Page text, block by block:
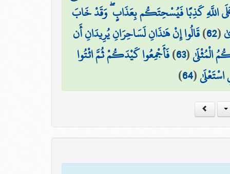
اللَّهِ كَذِبًا فَيُسْحِتَكُم بِعَذَابٍ ۖ وَقَدْ خَابَ
(
62
)قَالُوا إِنْ هَٰذَانِ لَسَاحِرَانِ يُرِيدَانِ أَن
الْمُثْلَىٰ(
63
)فَأَجْمِعُوا كَيْدَكُمْ ثُمَّ ائْتُوا
(
64
)